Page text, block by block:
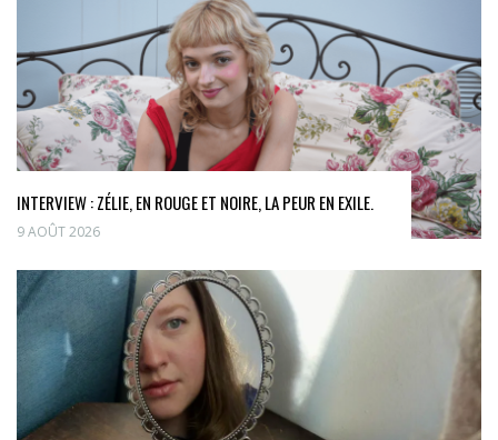
INTERVIEW : ZÉLIE, EN ROUGE ET NOIRE, LA PEUR EN EXILE.
9 AOÛT 2026